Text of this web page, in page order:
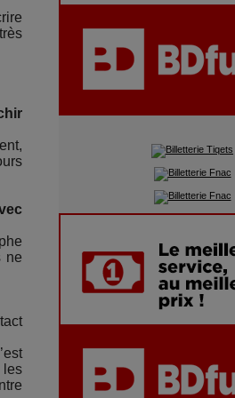
ne
les
ans d’électro sous les
montagnes, une fête
manquer